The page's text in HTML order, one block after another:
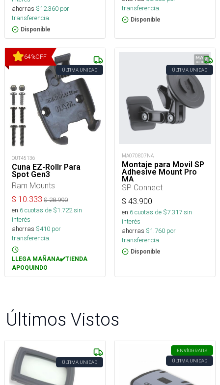
ahorras $12.360 por
transferencia.
Disponible
transferencia.
Disponible
64%OFF
ÚLTIMA UNIDAD
OUT45136
Cuna EZ-Rollr Para
Spot Gen3
Ram Mounts
$ 10.333 $28.990
en 6cuotas de $1.722sin
interés
ahorras $410 por
transferencia.
LLEGA MAÑANA✔️TIENDA
APOQUINDO
ÚLTIMA UNIDAD
MA070807NA
Montaje para Movil SP
Adhesive Mount Pro
MA
SP Connect
$ 43.900
en 6cuotas de $7.317sin
interés
ahorras $1.760 por
transferencia.
Disponible
Últimos Vistos
ÚLTIMA UNIDAD
ENVÍOGRATIS
ÚLTIMA UNIDAD